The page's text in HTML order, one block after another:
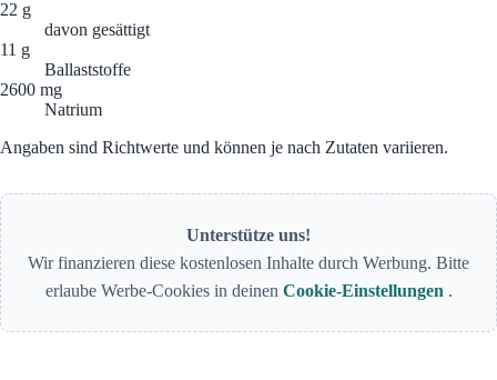
22 g
davon gesättigt
11 g
Ballaststoffe
2600 mg
Natrium
Angaben sind Richtwerte und können je nach Zutaten variieren.
Unterstütze uns!
Wir finanzieren diese kostenlosen Inhalte durch Werbung. Bitte
erlaube Werbe-Cookies in deinen Cookie-Einstellungen .